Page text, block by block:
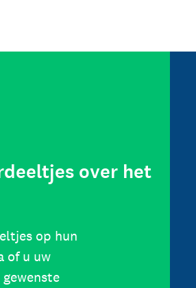
over het
op hun
of u uw